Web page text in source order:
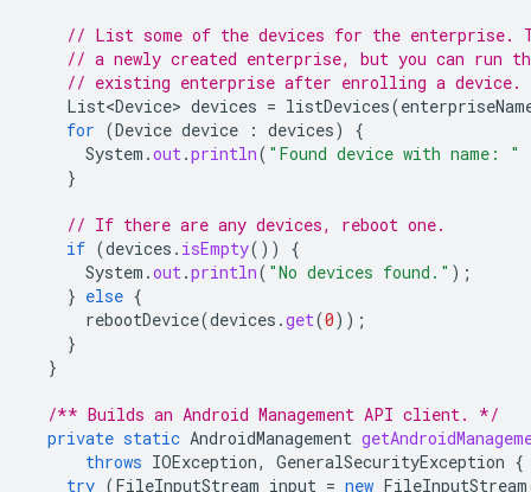
// List some of the devices for the enterprise.
// a newly created enterprise, but you can run
// existing enterprise after enrolling a device.
List<Device> devices = listDevices(
for (Device device : devices)
{
System .out.println( "Found device with name: "
}
// If there are any devices, reboot one.
if (devices . isEmpty())
{
System .out.println( "No devices found." );
} else {
rebootDevice(devices .get(0));
}
}
/** Builds an Android Management API client. */
private static AndroidManagement
throws IOException, GeneralSecurityException {
try (FileInputStream input = new FileInputStream